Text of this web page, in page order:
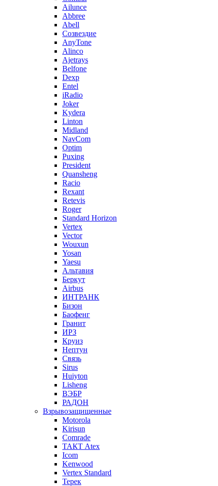
Ailunce
Abbree
Abell
Созвездие
AnyTone
Alinco
Ajetrays
Belfone
Dexp
Entel
iRadio
Joker
Kydera
Linton
Midland
NavCom
Optim
Puxing
President
Quansheng
Racio
Rexant
Retevis
Roger
Standard Horizon
Vertex
Vector
Wouxun
Yosan
Yaesu
Альтавия
Беркут
Airbus
ИНТРАНК
Бизон
Баофенг
Гранит
ИРЗ
Круиз
Нептун
Связь
Sirus
Huiyton
Lisheng
ВЭБР
РАДОН
Взрывозащищенные
Motorola
Kirisun
Comrade
ТАКТ Atex
Icom
Kenwood
Vertex Standard
Терек